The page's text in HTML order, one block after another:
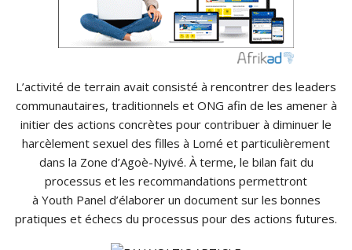
L’activité de terrain avait consisté à rencontrer des leaders
communautaires, traditionnels et ONG afin de les amener à
initier des actions concrètes pour contribuer à diminuer le
harcèlement sexuel des filles à Lomé et particulièrement
dans la Zone d’Agoè-Nyivé. À terme, le bilan fait du
processus et les recommandations permettront
à Youth Panel d’élaborer un document sur les bonnes
pratiques et échecs du processus pour des actions futures.